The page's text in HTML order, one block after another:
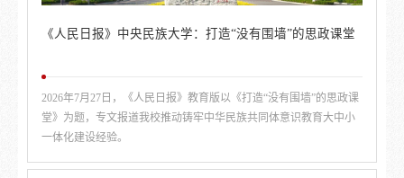
《人民日报》中央民族大学：打造“没有围墙”的思政课堂
2026年7月27日，《人民日报》教育版以《打造“没有围墙”的思政课
堂》为题，专文报道我校推动铸牢中华民族共同体意识教育大中小
一体化建设经验。